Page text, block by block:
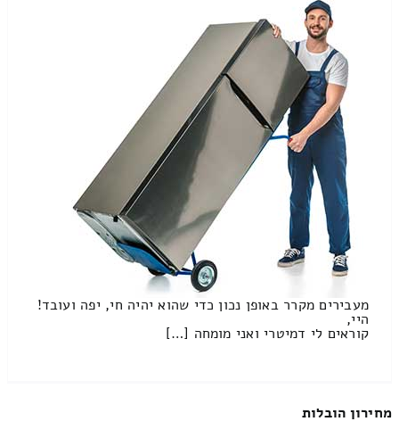
מעבירים מקרר באופן נכון כדי שהוא יהיה חי, יפה ועובד!
היי,
קוראים לי דמיטרי ואני מומחה […]
מחירון הובלות